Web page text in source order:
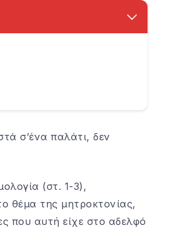
σ’ένα παλάτι, δεν
(στ. 1-3),
θέμα της μητροκτονίας,
που αυτή είχε στο αδελφό